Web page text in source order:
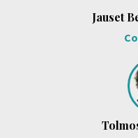
Jauset